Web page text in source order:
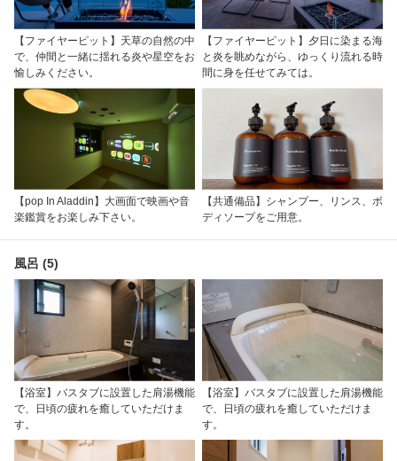
【ファイヤーピット】天草の自然の中
で、仲間と一緒に揺れる炎や星空をお
愉しみください。
【ファイヤーピット】夕日に染まる海
と炎を眺めながら、ゆっくり流れる時
間に身を任せてみては。
【pop In Aladdin】大画面で映画や音
楽鑑賞をお楽しみ下さい。
【共通備品】シャンプー、リンス、ボ
ディソープをご用意。
風呂 (5)
【浴室】バスタブに設置した肩湯機能
で、日頃の疲れを癒していただけま
す。
【浴室】バスタブに設置した肩湯機能
で、日頃の疲れを癒していただけま
す。